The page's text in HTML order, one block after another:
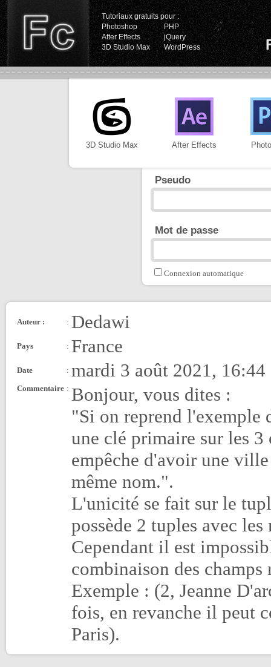
Tutoriaux gratuits pour :
Photoshop
PHP
After Effects
jQuery
3D Studio Max
WordPress
3D Studio Max After Effects
Pseudo
Mot de passe
Connexion automatique
Auteur : : Dedawi
Pays : France
Date : mardi 3 août 2021, 16:44
Commentaire : Bonjour, vous dites :
"Si on reprend l'exemple
une clé primaire sur les
empêche d'avoir une
même nom.".
L'unicité se fait sur le
possède 2 tuples avec
Cependant il est
combinaison des
Exemple : (2, Jeanne
fois, en revanche il peut
Paris).